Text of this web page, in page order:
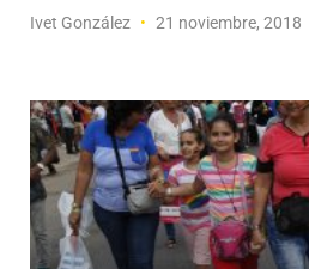
Ivet González 21 noviembre, 2018